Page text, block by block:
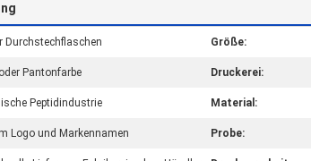
Durchstechflaschen Größe:
Pantonfarbe Druckerei:
Peptidindustrie Material:
Logo und Markennamen Probe: